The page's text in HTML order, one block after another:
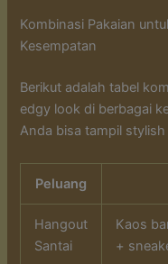
Kombinasi Pakaian
Kesempatan
Berikut adalah tabel
edgy look di berbagai
Anda bisa tampil
Peluang
Hangout
Santai
Kaos
+